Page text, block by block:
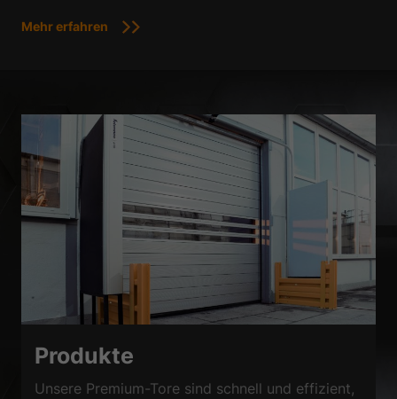
Mehr erfahren
Produkte
Unsere Premium-Tore sind schnell und effizient,